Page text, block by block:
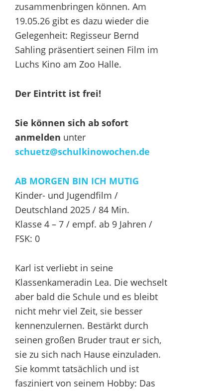
zusammenbringen können. Am
19.05.26 gibt es dazu wieder die
Gelegenheit: Regisseur Bernd
Sahling präsentiert seinen Film im
Luchs Kino am Zoo Halle.
Der Eintritt ist frei!
Sie können sich ab sofort
anmelden unter
schuetz@schulkinowochen.de
AB MORGEN BIN ICH MUTIG
Kinder- und Jugendfilm /
Deutschland 2025 / 84 Min.
Klasse 4 – 7 / empf. ab 9 Jahren /
FSK: 0
Karl ist verliebt in seine
Klassenkameradin Lea. Die wechselt
aber bald die Schule und es bleibt
nicht mehr viel Zeit, sie besser
kennenzulernen. Bestärkt durch
seinen großen Bruder traut er sich,
sie zu sich nach Hause einzuladen.
Sie kommt tatsächlich und ist
fasziniert von seinem Hobby: Das